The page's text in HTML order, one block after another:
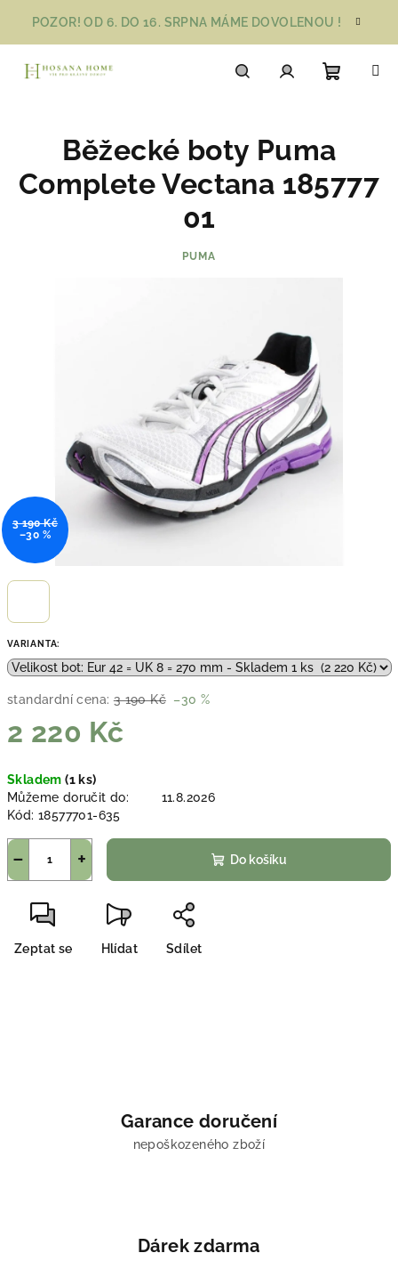
obsah
POZOR! OD 6. DO 16. SRPNA MÁME DOVOLENOU !
košík
VARIANTA:
standardní cena: 3 190 Kč –30 %
2 220 Kč
cena:
Skladem(1 ks)
Můžeme doručit do:
11.8.2026
Kód: 18577701-635
+
− Do košíku
Zeptat se Hlídat Sdílet
Běžecké boty Puma
Complete Vectana 185777
01
PUMA
3 190 Kč
–30 %
Garance doručení
nepoškozeného zboží
Dárek zdarma